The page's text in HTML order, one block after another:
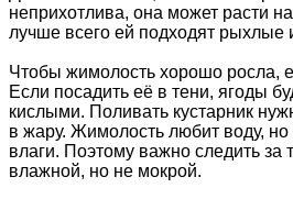
неприхотлива, она может расти
лучше всего ей подходят рыхлые
Чтобы жимолость хорошо росла,
Если посадить её в тени, ягоды
кислыми. Поливать кустарник
в жару. Жимолость любит воду, но
влаги. Поэтому важно следить за
влажной, но не мокрой.